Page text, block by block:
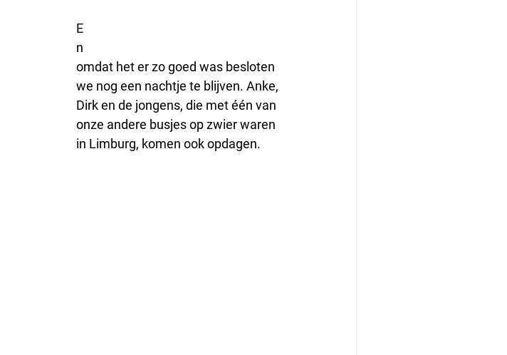
E
n
omdat het er zo goed was besloten
we nog een nachtje te blijven. Anke,
Dirk en de jongens, die met één van
onze andere busjes op zwier waren
in Limburg, komen ook opdagen.